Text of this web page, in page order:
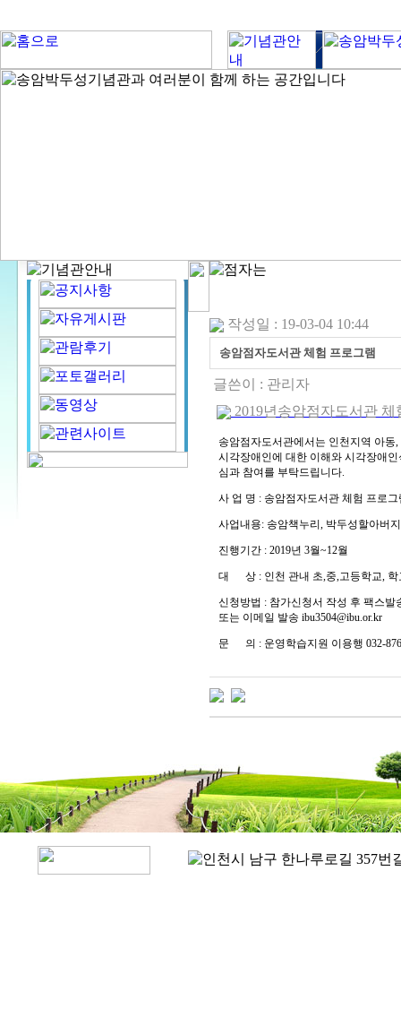
작성일 : 19-03-04 10:44
송암점자도서관 체험 프로그램
글쓴이 : 관리자
2019년송암점자도서관
송암점자도서관에서는 인천지역 아
시각장애인에 대한 이해와 시각장애
심과 참여를 부탁드립니다.
사 업 명 : 송암점자도서관 체험 프로그
사업내용: 송암책누리, 박두성할아버
진행기간 : 2019년 3월~12월
대 상 : 인천 관내 초,중,고등학교, 학
신청방법 : 참가신청서 작성 후 팩스발
또는 이메일 발송 ibu3504@ibu.or.kr
문 의 : 운영학습지원 이용행 032-